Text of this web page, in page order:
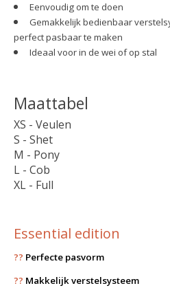
Eenvoudig om te doen
Gemakkelijk bedienbaar
perfect pasbaar te maken
Ideaal voor in de wei of op stal
Maattabel
XS - Veulen
S - Shet
M - Pony
L - Cob
XL - Full
Essential edition
?? Perfecte pasvorm
?? Makkelijk verstelsysteem